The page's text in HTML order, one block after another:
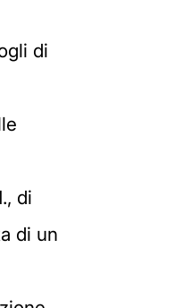
di
di
di un